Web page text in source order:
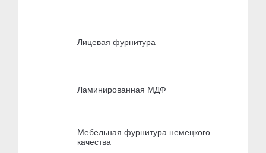
Лицевая фурнитура
Ламинированная МДФ
Мебельная фурнитура немецкого
качества